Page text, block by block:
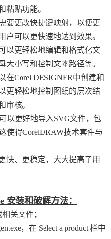
粘贴功能。
要更改快捷键映射，以便更
户可以更快速地达到效果。
以更轻松地编辑和格式化文
大小写和控制文本路径等。
在Corel DESIGNER中创建和
更轻松地控制图纸的层次结
审核。
以更好地导入SVG文件，包
使得CorelDRAW技术套件与
快、更稳定，大大提高了用
安装和破解方法：
关文件；
，在 Select a product:栏中